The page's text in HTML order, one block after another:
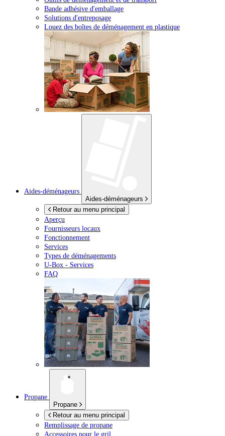
Bande adhésive d'emballage
Solutions d'entreposage
Louez des boîtes de déménagement en plastique
Aides-déménageurs
Aides-déménageurs
Retour au menu principal
Aperçu
Fournisseurs locaux
Fonctionnement
Services
Types de déménagements
U-Box - Services
FAQ
Propane
Propane
Retour au menu principal
Remplissage de propane
Accessoires pour le gril